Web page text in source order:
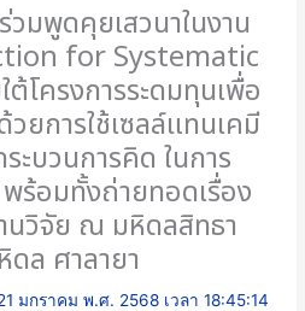
มพูดคุยเสวนาในงาน
for Systematic
โครงการระดมทุนเพื่อ
วยการใช้เซลล์แทนเคมี
ะบวนการคิด ในการ
ร้อมทั้งถ่ายทอดเรื่อง
นวิจัย ณ มหิดลสิทธา
ล ศาลายา
มกราคม พ.ศ. 2568 เวลา 18:45:14